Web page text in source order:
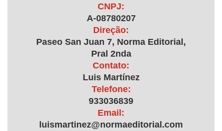
CNPJ:
A-08780207
Direção:
Paseo San Juan 7, Norma Editorial,
Pral 2nda
Contato:
Luis Martínez
Telefone:
933036839
Email:
luismartinez@normaeditorial.com